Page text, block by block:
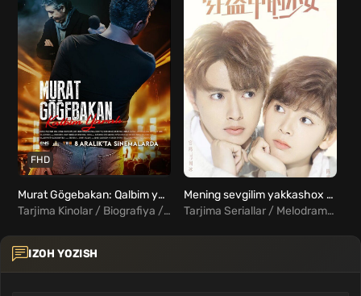
FHD
Murat Gögebakan: Qalbim yarasi Uzbek Tilida
Tarjima Kinolar / Biografiya / Drama / Turk Kinolar Uzbek Tilida
Mening sevgilim yakkashox Barcha qismlar Uzbek Tilida
Tarjima Seriallar / Melodrama / Xorij Seriallar Uzbek Tilida
IZOH YOZISH